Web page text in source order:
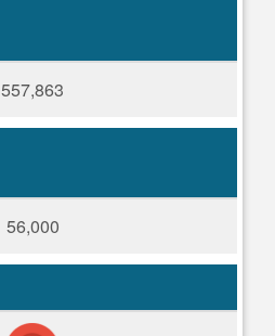
557,863
56,000